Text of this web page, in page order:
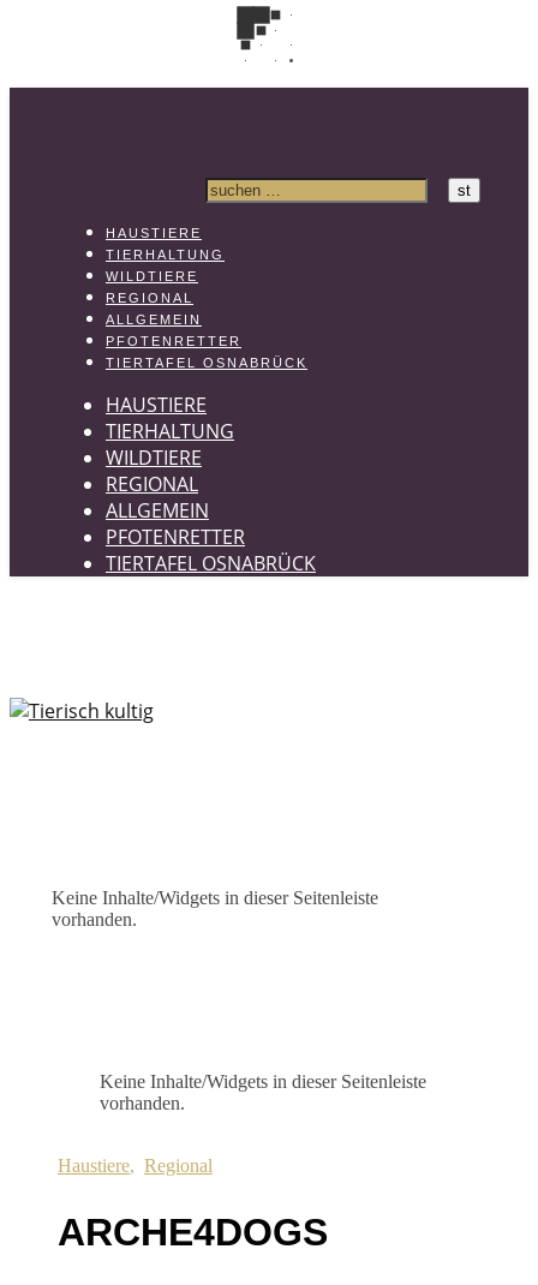
HAUSTIERE
TIERHALTUNG
WILDTIERE
REGIONAL
ALLGEMEIN
PFOTENRETTER
TIERTAFEL OSNABRÜCK
HAUSTIERE
TIERHALTUNG
WILDTIERE
REGIONAL
ALLGEMEIN
PFOTENRETTER
TIERTAFEL OSNABRÜCK
Keine Inhalte/Widgets in dieser Seitenleiste
vorhanden.
Keine Inhalte/Widgets in dieser Seitenleiste
vorhanden.
Haustiere, Regional
ARCHE4DOGS